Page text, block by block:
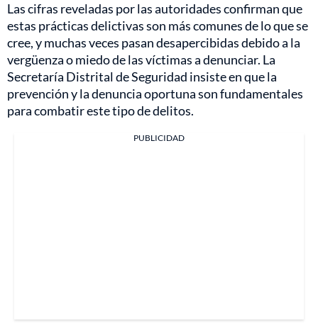
Las cifras reveladas por las autoridades confirman que
estas prácticas delictivas son más comunes de lo que se
cree, y muchas veces pasan desapercibidas debido a la
vergüenza o miedo de las víctimas a denunciar. La
Secretaría Distrital de Seguridad insiste en que la
prevención y la denuncia oportuna son fundamentales
para combatir este tipo de delitos.
PUBLICIDAD